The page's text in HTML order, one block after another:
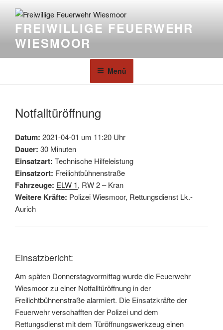
FREIWILLIGE FEUERWEHR
WIESMOOR
Menü
Notfalltüröffnung
Datum: 2021-04-01 um 11:20 Uhr
Dauer: 30 Minuten
Einsatzart: Technische Hilfeleistung
Einsatzort: Freilichtbühnenstraße
Fahrzeuge: ELW 1, RW 2 – Kran
Weitere Kräfte: Polizei Wiesmoor, Rettungsdienst Lk.-
Aurich
Einsatzbericht:
Am späten Donnerstagvormittag wurde die Feuerwehr
Wiesmoor zu einer Notfalltüröffnung in der
Freilichtbühnenstraße alarmiert. Die Einsatzkräfte der
Feuerwehr verschafften der Polizei und dem
Rettungsdienst mit dem Türöffnungswerkzeug einen